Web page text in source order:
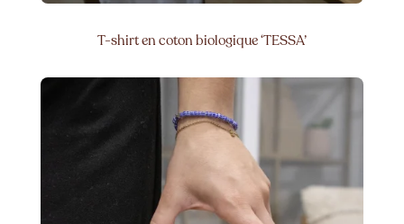
T-shirt en coton biologique ‘TESSA’